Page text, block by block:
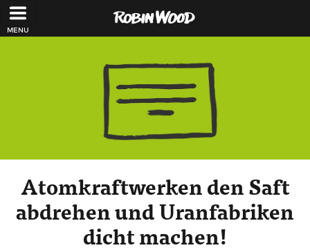
Direkt zum Inhalt
Atomkraftwerken den Saft
abdrehen und Uranfabriken
dicht machen!